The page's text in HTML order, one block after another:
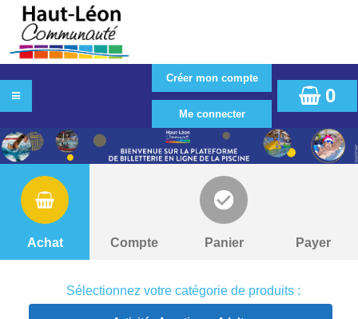
0
Achat Compte Panier Payer
Sélectionnez votre catégorie de produits :